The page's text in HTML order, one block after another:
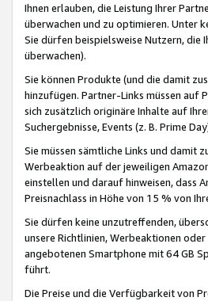
Ihnen erlauben, die Leistung Ihrer
überwachen und zu optimieren. Unter
Sie dürfen beispielsweise Nutzern, die
überwachen).
Sie können Produkte (und die damit
hinzufügen. Partner-Links müssen auf
sich zusätzlich originäre Inhalte auf
Suchergebnisse, Events (z. B. Prime
Sie müssen sämtliche Links und damit
Werbeaktion auf der jeweiligen
einstellen und darauf hinweisen, dass
Preisnachlass in Höhe von 15 % von
Sie dürfen keine unzutreffenden,
unsere Richtlinien, Werbeaktionen
angebotenen Smartphone mit 64 GB
führt.
Die Preise und die Verfügbarkeit von